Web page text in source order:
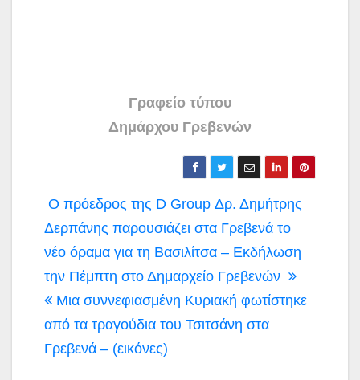
Γραφείο τύπου
Δημάρχου Γρεβενών
Πλοήγηση
άρθρων
Ο πρόεδρος της D Group Δρ. Δημήτρης
Δερπάνης παρουσιάζει στα Γρεβενά το
νέο όραμα για τη Βασιλίτσα – Εκδήλωση
την Πέμπτη στο Δημαρχείο Γρεβενών
Μια συννεφιασμένη Κυριακή φωτίστηκε
από τα τραγούδια του Τσιτσάνη στα
Γρεβενά – (εικόνες)